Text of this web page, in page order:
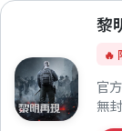
黎
🔥
官
無